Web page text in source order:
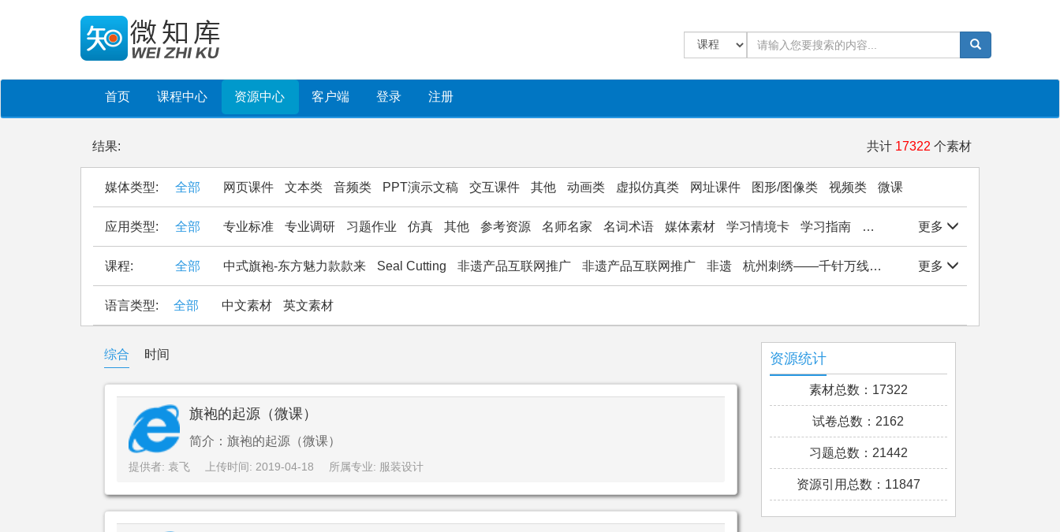
首页 课程中心 资源中心 客户端 登录 注册
结果: 共计 17322 个素材
媒体类型: 全部 网页课件 文本类 音频类 PPT演示文稿 交互课件 其他 动画类 虚拟仿真类 网址课件 图形/图像类 视频类 微课
应用类型: 全部 专业标准 专业调研 习题作业 仿真 其他 参考资源 名师名家 名词术语 媒体素材 学习情境卡 学习指南 学生作品 实验/实训/实习
更多
课程: 全部 中式旗袍-东方魅力款款来 Seal Cutting 非遗产品互联网推广 非遗产品互联网推广 非遗 杭州刺绣——千针万线绣西湖 杭州刺绣——千针万线绣
更多
语言类型: 全部 中文素材 英文素材
综合 时间
旗袍的起源（微课）
简介：旗袍的起源（微课）
提供者: 袁飞 上传时间: 2019-04-18 所属专业: 服装设计
资源统计
素材总数：17322
试卷总数：2162
习题总数：21442
资源引用总数：11847